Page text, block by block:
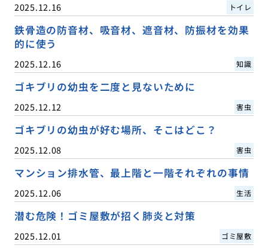
2025.12.16 トイレ
鉄骨造の防音材、吸音材、遮音材、防振材を効果
的に使う
2025.12.16 知識
ゴキブリの幼虫を二度と見ないために
2025.12.12 害虫
ゴキブリの幼虫が好む場所、そこはどこ？
2025.12.08 害虫
マンション排水管、最上階と一階それぞれの事情
2025.12.06 生活
潜む危険！ゴミ屋敷が招く肺炎と対策
2025.12.01 ゴミ屋敷